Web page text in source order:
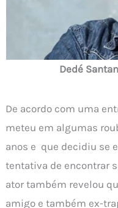
Dedé
De acordo com uma
meteu em algumas
anos e que decidiu se
tentativa de encontrar
ator também revelou
amigo e também ex-